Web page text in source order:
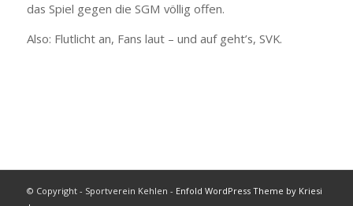
das Spiel gegen die SGM völlig offen.
Also: Flutlicht an, Fans laut – und auf geht’s, SVK.
© Copyright - Sportverein Kehlen - Enfold WordPress Theme by Kriesi